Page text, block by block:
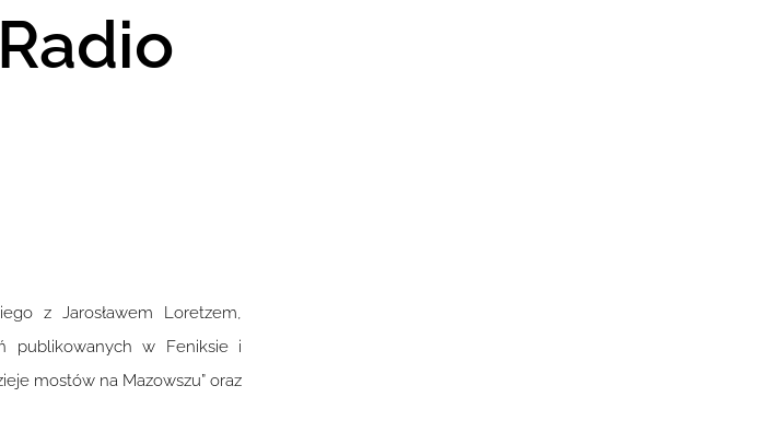
z Jarosławem Loretzem,
publikowanych w Feniksie i
mostów na Mazowszu” oraz